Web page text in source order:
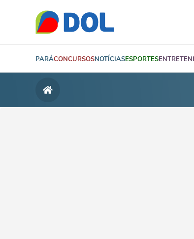
PARÁCONCURSOSNOTÍCIASESPORTES